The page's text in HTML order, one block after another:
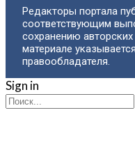
Редакторы портала
соответствующим
сохранению
материале
правообладателя.
Sign in